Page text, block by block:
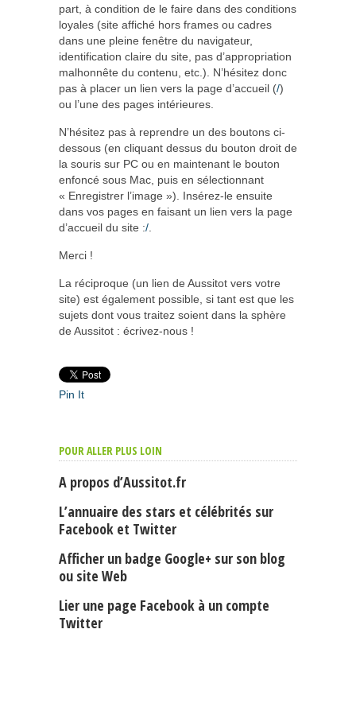
part, à condition de le faire dans des conditions
loyales (site affiché hors frames ou cadres
dans une pleine fenêtre du navigateur,
identification claire du site, pas d’appropriation
malhonnête du contenu, etc.). N’hésitez donc
pas à placer un lien vers la page d’accueil (/)
ou l’une des pages intérieures.
N’hésitez pas à reprendre un des boutons ci-
dessous (en cliquant dessus du bouton droit de
la souris sur PC ou en maintenant le bouton
enfoncé sous Mac, puis en sélectionnant
« Enregistrer l’image »). Insérez-le ensuite
dans vos pages en faisant un lien vers la page
d’accueil du site :/
Merci !
La réciproque (un lien de Aussitot vers votre
site) est également possible, si tant est que les
sujets dont vous traitez soient dans la sphère
de Aussitot : écrivez-nous !
Pin It
POUR ALLER PLUS LOIN
A propos d’Aussitot.fr
L’annuaire des stars et célébrités sur
Facebook et Twitter
Afficher un badge Google+ sur son blog
ou site Web
Lier une page Facebook à un compte
Twitter